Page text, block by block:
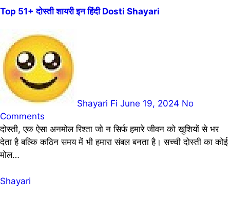
Top 51+ दोस्ती शायरी इन हिंदी Dosti Shayari
Shayari Fi June 19, 2024 No
Comments
दोस्ती, एक ऐसा अनमोल रिश्ता जो न सिर्फ हमारे जीवन को खुशियों से भर
देता है बल्कि कठिन समय में भी हमारा संबल बनता है। सच्ची दोस्ती का कोई
मोल…
Shayari